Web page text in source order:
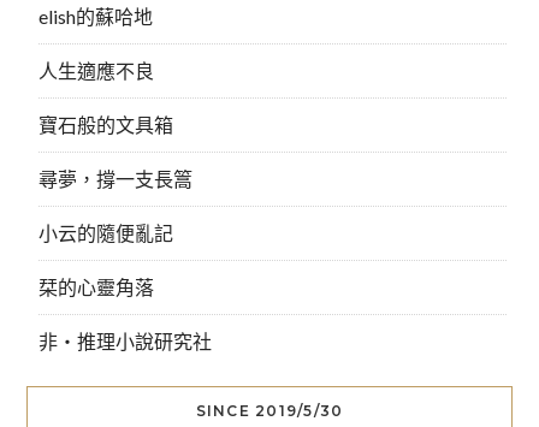
elish的蘇哈地
人生適應不良
寶石般的文具箱
尋夢，撐一支長篙
小云的隨便亂記
栞的心靈角落
非‧推理小說研究社
SINCE 2019/5/30